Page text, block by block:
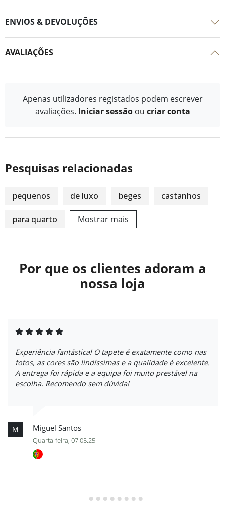
ENVIOS & DEVOLUÇÕES
AVALIAÇÕES
Apenas utilizadores registados podem escrever
avaliações. Iniciar sessão ou criar conta
Pesquisas relacionadas
pequenos de luxo beges castanhos
para quarto Mostrar mais
Por que os clientes adoram a
nossa loja
Experiência fantástica! O tapete é exatamente como nas
fotos, as cores são lindíssimas e a qualidade é excelente.
A entrega foi rápida e a equipa foi muito prestável na
escolha. Recomendo sem dúvida!
M Miguel Santos
Quarta-feira, 07.05.25